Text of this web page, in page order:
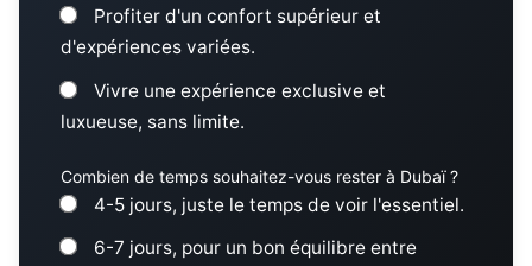
Profiter d'un confort supérieur et
d'expériences variées.
Vivre une expérience exclusive et
luxueuse, sans limite.
Combien de temps souhaitez-vous rester à Dubaï ?
4-5 jours, juste le temps de voir l'essentiel.
6-7 jours, pour un bon équilibre entre